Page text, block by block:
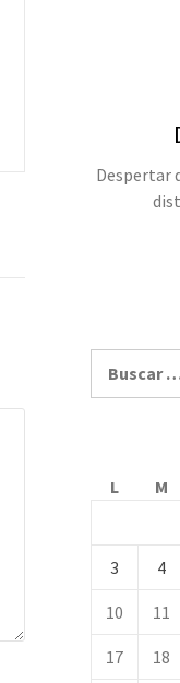
Despertar
L
M
3 4
10 11
17 18